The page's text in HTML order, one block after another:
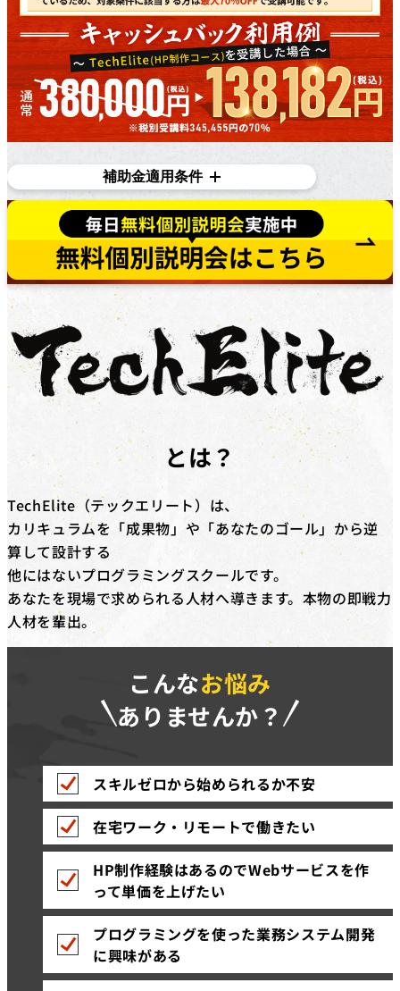
補助金適用条件
対象条件
在職者であり、​雇用主の​変更を​伴う​転職を​目指している
方で​あれば、​正社員、​契約・派遣社員、​パートや​アルバ
イトの​方など、​幅広く​ご利用いただけます。詳しくは無
料個別相談にてご相談ください。
対象コース
キャッシュバックを​受けられる​コースは​「動画編集道場
Pro」​「広告運用道場」​「TechElite」​「LINE道場」
「動画デザイン道場」「YouTubeディレクター道場」
「LPO道場」「SNSデザイン道場」​です。
補助金の詳細
対象コースを​受講修了した​際に、​受講料(税抜)の​50%相
当額を​給付いたします。​さらに、​弊社紹介経由の転職
後、1年間継続就業で追加の受講料(税抜)20%相当額を
給付いたします。
※リスキリング補助金の予算に達し次第終了となりま
す。
とは？
TechElite（テックエリート）は、
カリキュラムを「成果物」や「あなたのゴール」から逆
算して設計する
他にはないプログラミングスクールです。
あなたを現場で求められる人材へ導きます。本物の即戦力
人材を輩出。
こんなお悩み
ありませんか？
スキルゼロから始められるか不安
在宅ワーク・リモートで働きたい
HP制作経験はあるのでWebサービスを作
って単価を上げたい
プログラミングを使った業務システム開発
に興味がある